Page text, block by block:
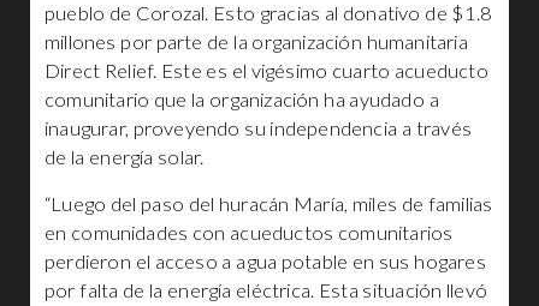
pueblo de Corozal. Esto gracias al donativo de $1.8
millones por parte de la organización humanitaria
Direct Relief. Este es el vigésimo cuarto acueducto
comunitario que la organización ha ayudado a
inaugurar, proveyendo su independencia a través
de la energía solar.
“Luego del paso del huracán María, miles de familias
en comunidades con acueductos comunitarios
perdieron el acceso a agua potable en sus hogares
por falta de la energía eléctrica. Esta situación llevó